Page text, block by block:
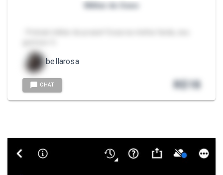
Militar do Sexo
bellarosa
CHAT R$18